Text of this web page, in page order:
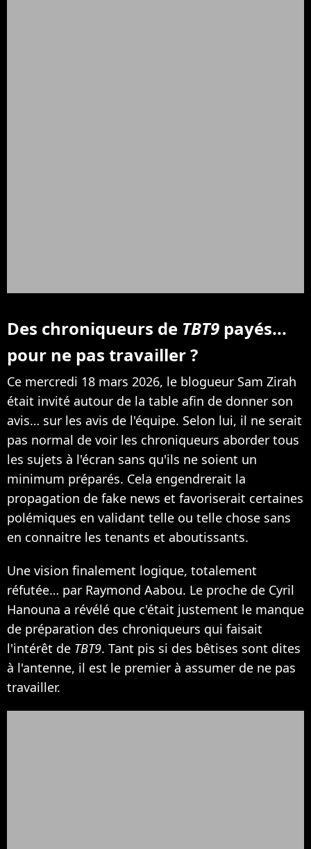
Des chroniqueurs de TBT9 payés...
pour ne pas travailler ?
Ce mercredi 18 mars 2026, le blogueur Sam Zirah
était invité autour de la table afin de donner son
avis… sur les avis de l'équipe. Selon lui, il ne serait
pas normal de voir les chroniqueurs aborder tous
les sujets à l'écran sans qu'ils ne soient un
minimum préparés. Cela engendrerait la
propagation de fake news et favoriserait certaines
polémiques en validant telle ou telle chose sans
en connaitre les tenants et aboutissants.
Une vision finalement logique, totalement
réfutée… par Raymond Aabou. Le proche de Cyril
Hanouna a révélé que c'était justement le manque
de préparation des chroniqueurs qui faisait
l'intérêt de TBT9. Tant pis si des bêtises sont dites
à l'antenne, il est le premier à assumer de ne pas
travailler.